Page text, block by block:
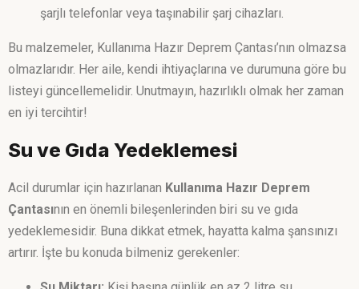
şarjlı telefonlar veya taşınabilir şarj cihazları.
Bu malzemeler, Kullanıma Hazır Deprem Çantası’nın olmazsa
olmazlarıdır. Her aile, kendi ihtiyaçlarına ve durumuna göre bu
listeyi güncellemelidir. Unutmayın, hazırlıklı olmak her zaman
en iyi tercihtir!
Su ve Gıda Yedeklemesi
Acil durumlar için hazırlanan Kullanıma Hazır Deprem
Çantasının en önemli bileşenlerinden biri su ve gıda
yedeklemesidir. Buna dikkat etmek, hayatta kalma şansınızı
artırır. İşte bu konuda bilmeniz gerekenler: